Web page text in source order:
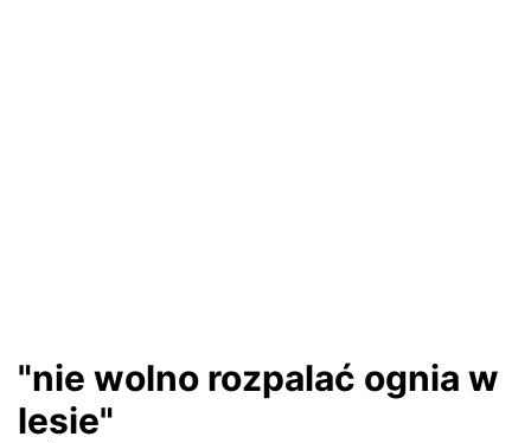
"nie wolno rozpalać ognia w
lesie"